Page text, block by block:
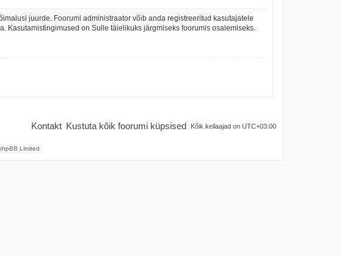
juurde. Foorumi administraator võib anda registreeritud kasutajatele
Kasutamistingimused on Sulle täielikuks järgmiseks foorumis osalemiseks.
Kõik kellaajad on UTC+03:00
Kustuta kõik foorumi küpsised
Kontakt
Limited